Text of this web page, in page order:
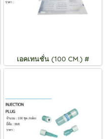
เอคเทนชั่น (100 CM.) #